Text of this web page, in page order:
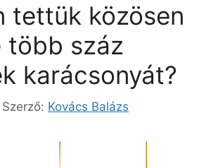
tettük közösen
több száz
karácsonyát?
Szerző: Kovács Balázs